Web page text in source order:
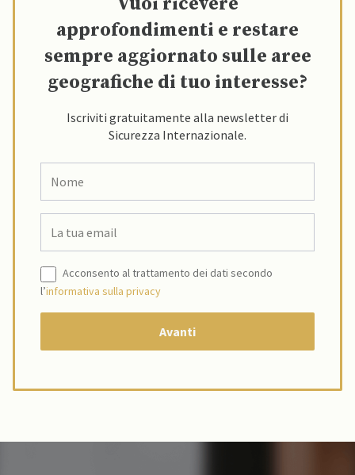
approfondimenti e restare
sempre aggiornato sulle aree
geografiche di tuo interesse?
Iscriviti gratuitamente alla newsletter di
Sicurezza Internazionale.
Acconsento al trattamento dei dati secondo
l’informativa sulla privacy